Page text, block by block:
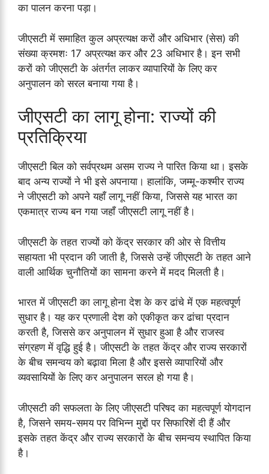
का पालन करना पड़ा।
जीएसटी में समाहित कुल अप्रत्यक्ष करों और अधिभार (सेस) की
संख्या क्रमशः 17 अप्रत्यक्ष कर और 23 अधिभार है। इन सभी
करों को जीएसटी के अंतर्गत लाकर व्यापारियों के लिए कर
अनुपालन को सरल बनाया गया है।
जीएसटी का लागू होना: राज्यों की
प्रतिक्रिया
जीएसटी बिल को सर्वप्रथम असम राज्य ने पारित किया था। इसके
बाद अन्य राज्यों ने भी इसे अपनाया। हालांकि, जम्मू-कश्मीर राज्य
ने जीएसटी को अपने यहाँ लागू नहीं किया, जिससे यह भारत का
एकमात्र राज्य बन गया जहाँ जीएसटी लागू नहीं है।
जीएसटी के तहत राज्यों को केंद्र सरकार की ओर से वित्तीय
सहायता भी प्रदान की जाती है, जिससे उन्हें जीएसटी के तहत आने
वाली आर्थिक चुनौतियों का सामना करने में मदद मिलती है।
भारत में जीएसटी का लागू होना देश के कर ढांचे में एक महत्वपूर्ण
सुधार है। यह कर प्रणाली देश को एकीकृत कर ढांचा प्रदान
करती है, जिससे कर अनुपालन में सुधार हुआ है और राजस्व
संग्रहण में वृद्धि हुई है। जीएसटी के तहत केंद्र और राज्य सरकारों
के बीच समन्वय को बढ़ावा मिला है और इससे व्यापारियों और
व्यवसायियों के लिए कर अनुपालन सरल हो गया है।
जीएसटी की सफलता के लिए जीएसटी परिषद का महत्वपूर्ण योगदान
है, जिसने समय-समय पर विभिन्न मुद्दों पर सिफारिशें दी हैं और
इसके तहत केंद्र और राज्य सरकारों के बीच समन्वय स्थापित किया
है।